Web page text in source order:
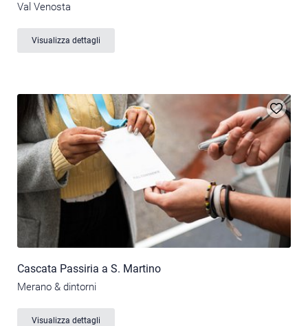
Val Venosta
Visualizza dettagli
Cascata Passiria a S. Martino
Merano & dintorni
Visualizza dettagli